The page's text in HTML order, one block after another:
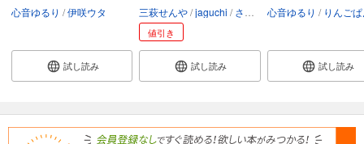
心音ゆるり 伊咲ウタ
試し読み
三萩せんや jaguchi さとうぽて
値引き
試し読み
心音ゆるり りんご
試し読み